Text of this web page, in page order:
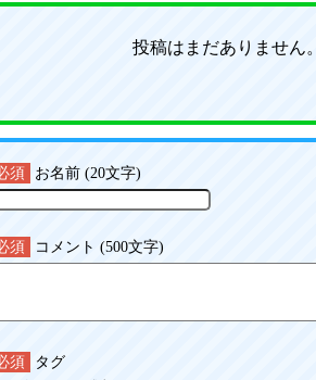
投稿はまだありません。
須 お名前 (20文字)
須 コメント (500文字)
須 タグ